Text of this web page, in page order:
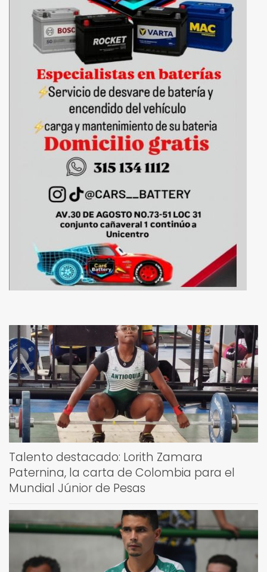
Talento destacado: Lorith Zamara
Paternina, la carta de Colombia para el
Mundial Júnior de Pesas